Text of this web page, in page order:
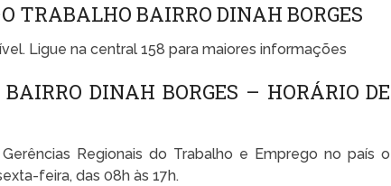
TRABALHO BAIRRO DINAH BORGES
Ligue na central 158 para maiores informações
DINAH BORGES – HORÁRIO DE
Regionais do Trabalho e Emprego no país o
feira, das 08h às 17h.